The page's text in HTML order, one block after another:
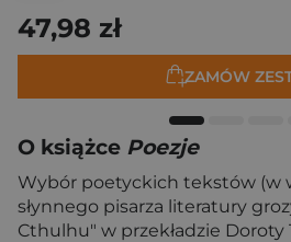
47,98 zł
ZAMÓW
O książce Poezje
Wybór poetyckich tekstów (w
słynnego pisarza literatury
Cthulhu" w przekładzie Doroty